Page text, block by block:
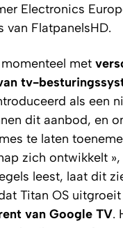
Electronics
van FlatpanelsHD.
met
tv-
als een
dit aanbod, en
te laten
zich ontwikkelt »,
leest, laat dit
Titan OS
van Google TV.